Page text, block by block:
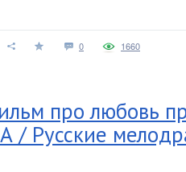
0 1660
про любовь
Русские